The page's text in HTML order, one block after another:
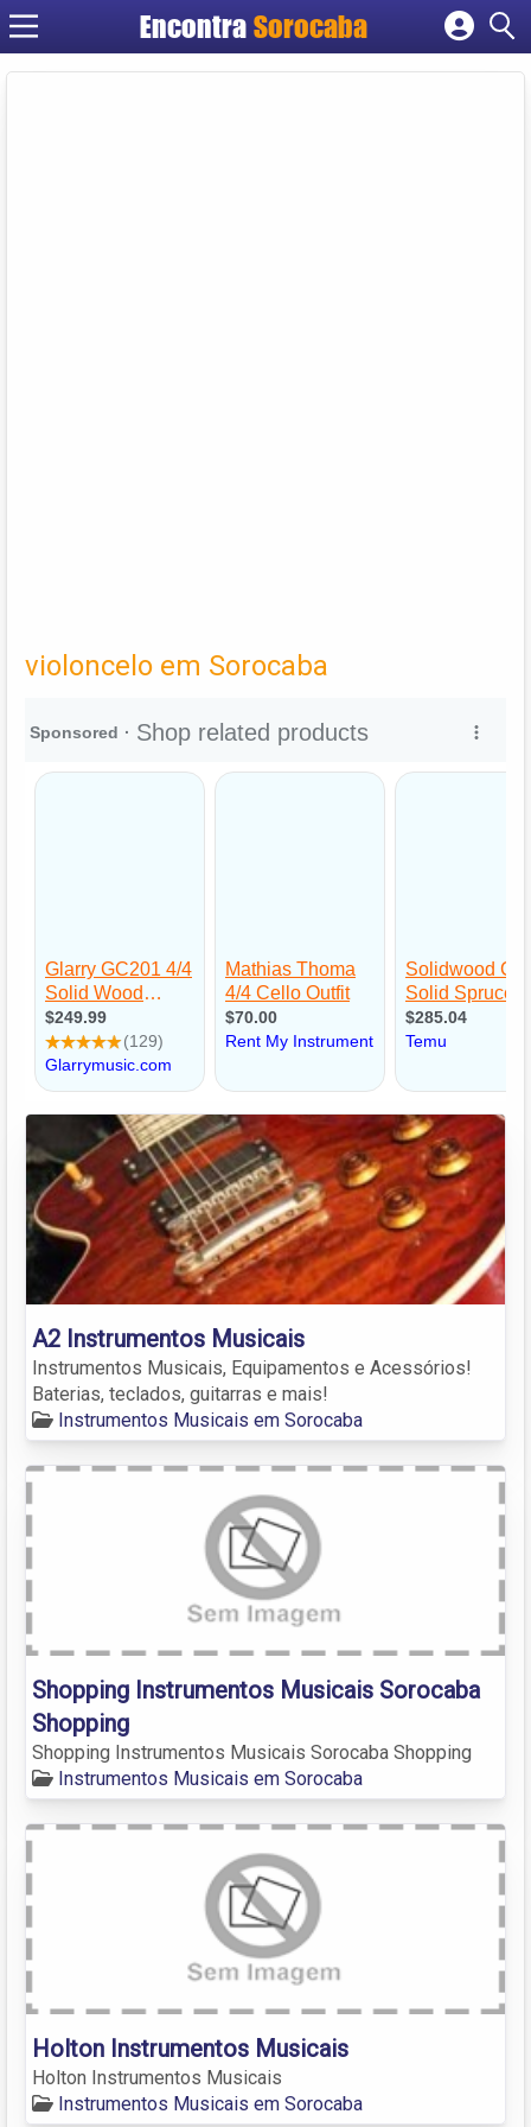
EncontraSorocaba
Cadastrar empresa
violoncelo em Sorocaba
A2 Instrumentos Musicais
Instrumentos Musicais, Equipamentos e Acessórios!
Baterias, teclados, guitarras e mais!
Instrumentos Musicais em Sorocaba
Shopping Instrumentos Musicais Sorocaba
Shopping
Shopping Instrumentos Musicais Sorocaba Shopping
Instrumentos Musicais em Sorocaba
Holton Instrumentos Musicais
Holton Instrumentos Musicais
Instrumentos Musicais em Sorocaba